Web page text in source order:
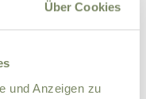
Über Cookies
und Anzeigen zu